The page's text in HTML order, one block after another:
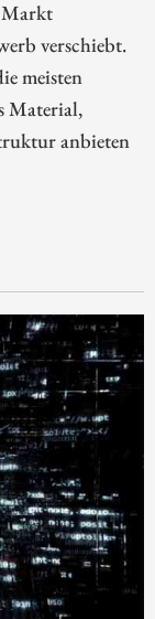
Markt
verschiebt.
meisten
Material,
anbieten